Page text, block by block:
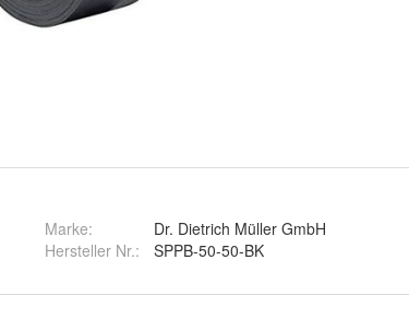
Marke:
Dr. Dietrich Müller GmbH
Hersteller Nr.:
SPPB-50-50-BK